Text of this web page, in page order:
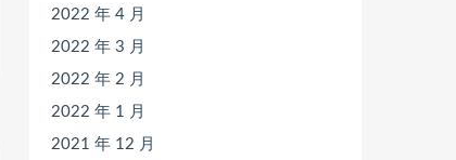
2022 年 4 月
2022 年 3 月
2022 年 2 月
2022 年 1 月
2021 年 12 月